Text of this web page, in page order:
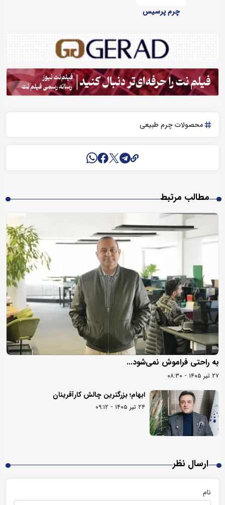
چرم پرسیس
محصولات چرم طبیعی
مطالب مرتبط
به راحتی فراموش نمی‌شود...
۲۷ تیر ۱۴۰۵ - ۰۸:۳۰
ابهام؛ بزرگترین چالش کارآفرینان
۲۴ تیر ۱۴۰۵ - ۰۹:۱۲
ارسال نظر
نام